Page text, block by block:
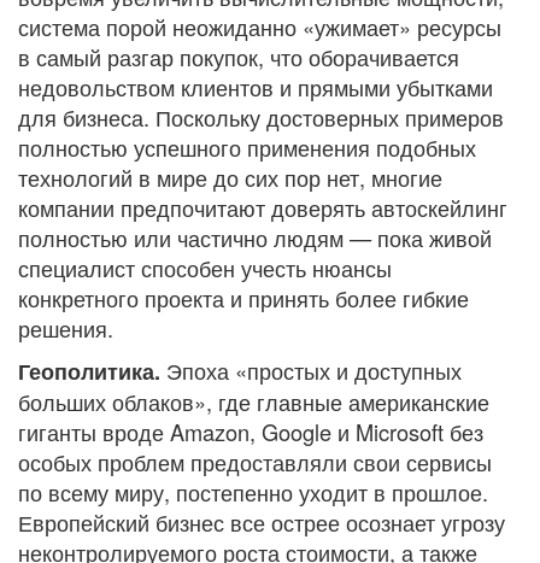
система порой неожиданно «ужимает» ресурсы
в самый разгар покупок, что оборачивается
недовольством клиентов и прямыми убытками
для бизнеса. Поскольку достоверных примеров
полностью успешного применения подобных
технологий в мире до сих пор нет, многие
компании предпочитают доверять автоскейлинг
полностью или частично людям — пока живой
специалист способен учесть нюансы
конкретного проекта и принять более гибкие
решения.
Геополитика. Эпоха «простых и доступных
больших облаков», где главные американские
гиганты вроде Amazon, Google и Microsoft без
особых проблем предоставляли свои сервисы
по всему миру, постепенно уходит в прошлое.
Европейский бизнес все острее осознает угрозу
неконтролируемого роста стоимости, а также